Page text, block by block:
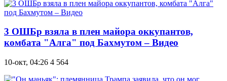
3 ОШБр взяла в плен майора оккупантов,
комбата "Алга" под Бахмутом – Видео
10-окт, 04:26 4 564